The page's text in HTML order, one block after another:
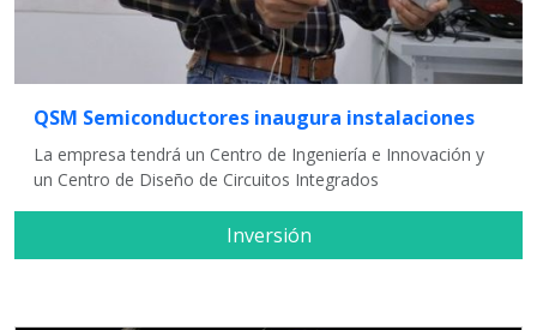
QSM Semiconductores inaugura instalaciones
La empresa tendrá un Centro de Ingeniería e Innovación y
un Centro de Diseño de Circuitos Integrados
Inversión